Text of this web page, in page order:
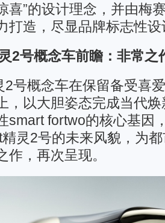
喜”的设计理念，并由梅
打造，尽显品牌标志性
2号概念车前瞻：非常之
2号概念车在保留备受喜
，以大胆姿态完成当代
smart fortwo的核心基因
灵2号的未来风貌，为
作，再次呈现。